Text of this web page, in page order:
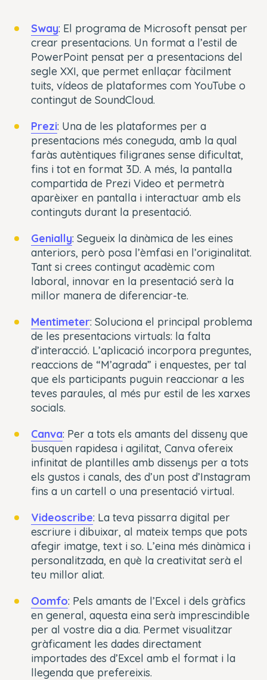
Sway: El programa de Microsoft pensat per
crear presentacions. Un format a l’estil de
PowerPoint pensat per a presentacions del
segle XXI, que permet enllaçar fàcilment
tuits, vídeos de plataformes com YouTube o
contingut de SoundCloud.
Prezi: Una de les plataformes per a
presentacions més coneguda, amb la qual
faràs autèntiques filigranes sense dificultat,
fins i tot en format 3D. A més, la pantalla
compartida de Prezi Video et permetrà
aparèixer en pantalla i interactuar amb els
continguts durant la presentació.
Genially: Segueix la dinàmica de les eines
anteriors, però posa l’èmfasi en l’originalitat.
Tant si crees contingut acadèmic com
laboral, innovar en la presentació serà la
millor manera de diferenciar-te.
Mentimeter: Soluciona el principal problema
de les presentacions virtuals: la falta
d’interacció. L’aplicació incorpora preguntes,
reaccions de “M’agrada” i enquestes, per tal
que els participants puguin reaccionar a les
teves paraules, al més pur estil de les xarxes
socials.
Canva: Per a tots els amants del disseny que
busquen rapidesa i agilitat, Canva ofereix
infinitat de plantilles amb dissenys per a tots
els gustos i canals, des d’un post d’Instagram
fins a un cartell o una presentació virtual.
Videoscribe: La teva pissarra digital per
escriure i dibuixar, al mateix temps que pots
afegir imatge, text i so. L’eina més dinàmica i
personalitzada, en què la creativitat serà el
teu millor aliat.
Oomfo: Pels amants de l’Excel i dels gràfics
en general, aquesta eina serà imprescindible
per al vostre dia a dia. Permet visualitzar
gràficament les dades directament
importades des d’Excel amb el format i la
llegenda que prefereixis.